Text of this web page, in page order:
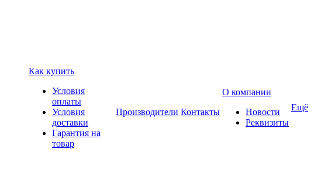
Как купить
Условия
оплаты
Условия
доставки
Гарантия на
товар
Производители Контакты
О компании
Новости
Реквизиты
Ещё